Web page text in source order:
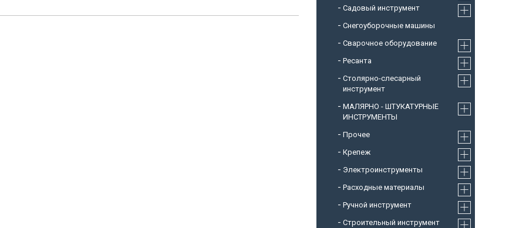
Садовый инструмент
Снегоуборочные машины
Cварочное оборудование
Ресанта
Столярно-слесарный
инструмент
МАЛЯРНО - ШТУКАТУРНЫЕ
ИНСТРУМЕНТЫ
Прочее
Крепеж
Электроинструменты
Расходные материалы
Ручной инструмент
Строительный инструмент